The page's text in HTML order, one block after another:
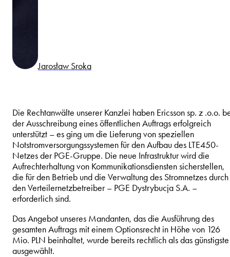
Jarosław Sroka
Die Rechtanwälte unserer Kanzlei haben Ericsson sp. z .o.o.
der Ausschreibung eines öffentlichen Auftrags erfolgreich
unterstützt – es ging um die Lieferung von speziellen
Notstromversorgungssystemen für den Aufbau des LTE450-
Netzes der PGE-Gruppe. Die neue Infrastruktur wird die
Aufrechterhaltung von Kommunikationsdiensten sicherstellen,
die für den Betrieb und die Verwaltung des Stromnetzes durch
den Verteilernetzbetreiber – PGE Dystrybucja S.A. –
erforderlich sind.
Das Angebot unseres Mandanten, das die Ausführung des
gesamten Auftrags mit einem Optionsrecht in Höhe von 126
Mio. PLN beinhaltet, wurde bereits rechtlich als das günstigste
ausgewählt.